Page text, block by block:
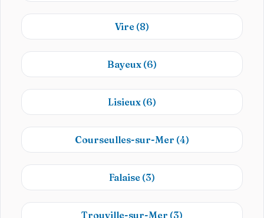
Vire (8)
Bayeux (6)
Lisieux (6)
Courseulles-sur-Mer (4)
Falaise (3)
Trouville-sur-Mer (3)